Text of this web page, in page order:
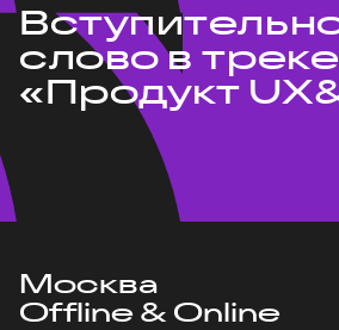
слово в треке
«Продукт
Москва
Offline & Online